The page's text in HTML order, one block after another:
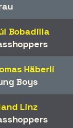
Bobadilla
Häberli
Boys
Linz